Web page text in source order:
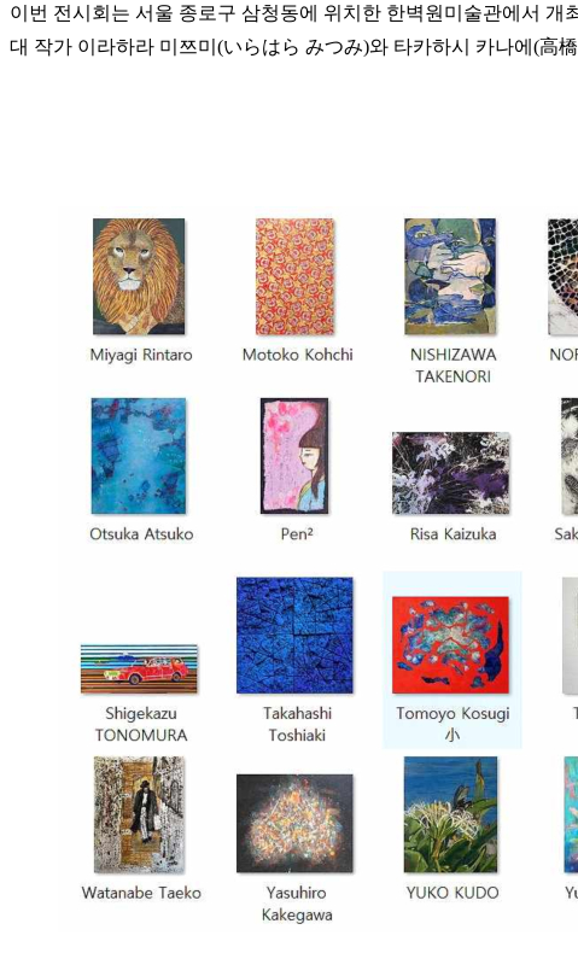
이번 전시회는 서울 종로구 삼청동에 위치한 한벽원미술관에서
대 작가 이라하라 미쯔미(いらはら みつみ)와 타카하시 카나에(高